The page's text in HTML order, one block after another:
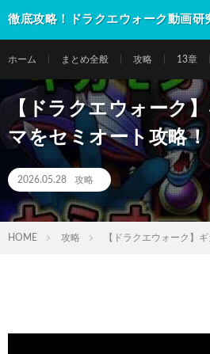
徹底攻略！ドラクエウォーク動画研
ホーム まとめ全般 攻略 13章
【ドラクエウォーク
マをセミオート攻略
2026.05.28 攻略
HOME 攻略 【ドラクエウォーク】